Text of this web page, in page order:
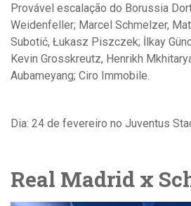
Provável escalação do Borussia
Weidenfeller; Marcel Schmelzer,
Subotić, Łukasz Piszczek; İlkay
Kevin Grosskreutz, Henrikh
Aubameyang; Ciro Immobile.
Dia: 24 de fevereiro no Juventus
Real Madrid x